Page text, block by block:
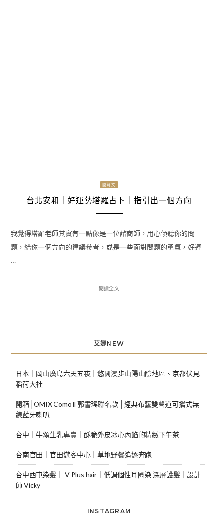
開箱文
台北安和｜好運勢塔羅占卜｜指引出一個方向
我覺得塔羅老師其實有一點像是一位諮商師，用心傾聽你的問
題，給你一個方向的建議參考，或是一些面對問題的勇氣，好運
…
閱讀全文
艾娜NEW
日本｜岡山廣島六天五夜｜悠閒漫步山陽山陰地區、京都伏見
稻荷大社
開箱│OMIX Como ll 郭書瑤聯名款 │經典布藝雙聲道可攜式無
線藍牙喇叭
台中｜牛頌生乳專賣｜酥脆外皮冰心內餡的精緻下午茶
台南官田｜官田遊客中心｜草地野餐追逐奔跑
台中西屯染髮｜ V Plus hair｜低調個性耳圈染 深層護髮｜設計
師 Vicky
INSTAGRAM